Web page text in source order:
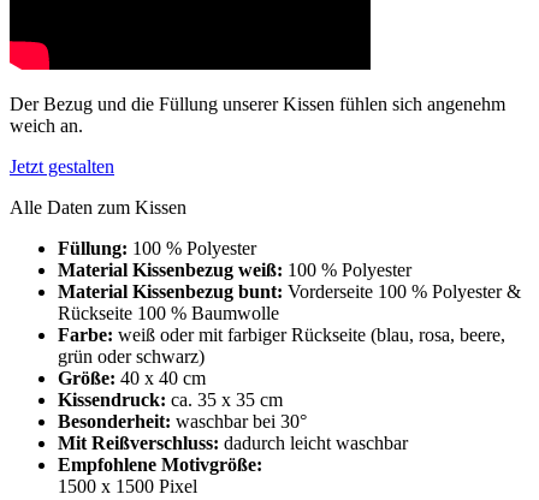
Der Bezug und die Füllung unserer Kissen fühlen sich angenehm
weich an.
Jetzt gestalten
Alle Daten zum Kissen
Füllung: 100 % Polyester
Material Kissenbezug weiß: 100 % Polyester
Material Kissenbezug bunt: Vorderseite 100 % Polyester &
Rückseite 100 % Baumwolle
Farbe: weiß oder mit farbiger Rückseite (blau, rosa, beere,
grün oder schwarz)
Größe: 40 x 40 cm
Kissendruck: ca. 35 x 35 cm
Besonderheit: waschbar bei 30°
Mit Reißverschluss: dadurch leicht waschbar
Empfohlene Motivgröße:
1500 x 1500 Pixel